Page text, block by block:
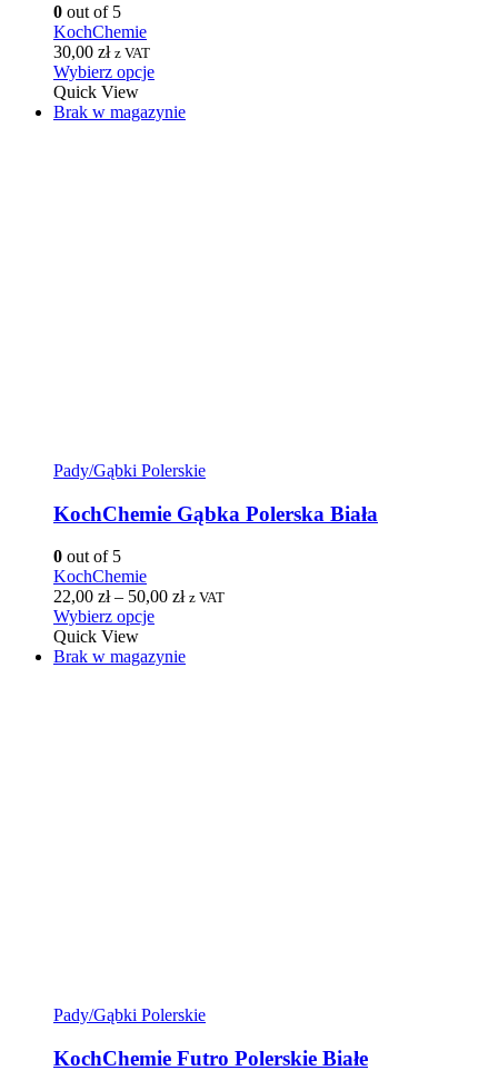
0 out of 5
KochChemie
30,00 zł z VAT
Wybierz opcje
Quick View
Brak w magazynie
Pady/Gąbki Polerskie
KochChemie Gąbka Polerska Biała
0 out of 5
KochChemie
22,00 zł– 50,00 zł z VAT
Wybierz opcje
Quick View
Brak w magazynie
Pady/Gąbki Polerskie
KochChemie Futro Polerskie Białe